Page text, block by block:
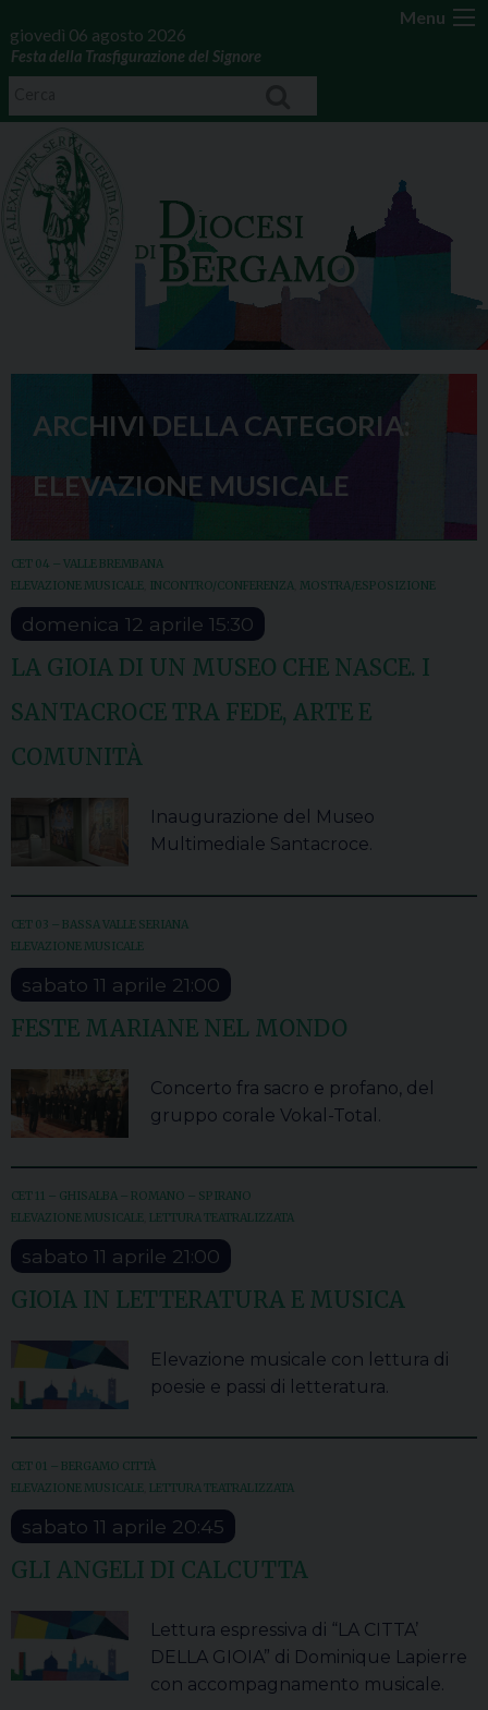
Menu
giovedì 06 agosto 2026
Festa della Trasfigurazione del Signore
ARCHIVI DELLA CATEGORIA:
ELEVAZIONE MUSICALE
CET 04 – VALLE BREMBANA
ELEVAZIONE MUSICALE INCONTRO/CONFERENZA MOSTRA/ESPOSIZIONE
domenica 12 aprile 15:30
LA GIOIA DI UN MUSEO CHE NASCE. I
SANTACROCE TRA FEDE, ARTE E
COMUNITÀ
Inaugurazione del Museo
Multimediale Santacroce.
CET 03 – BASSA VALLE SERIANA
ELEVAZIONE MUSICALE
sabato 11 aprile 21:00
FESTE MARIANE NEL MONDO
Concerto fra sacro e profano, del
gruppo corale Vokal-Total.
CET 11 – GHISALBA – ROMANO – SPIRANO
ELEVAZIONE MUSICALE LETTURA TEATRALIZZATA
sabato 11 aprile 21:00
GIOIA IN LETTERATURA E MUSICA
Elevazione musicale con lettura di
poesie e passi di letteratura.
CET 01 – BERGAMO CITTÀ
ELEVAZIONE MUSICALE LETTURA TEATRALIZZATA
sabato 11 aprile 20:45
GLI ANGELI DI CALCUTTA
Lettura espressiva di “LA CITTA’
DELLA GIOIA” di Dominique Lapierre
con accompagnamento musicale.